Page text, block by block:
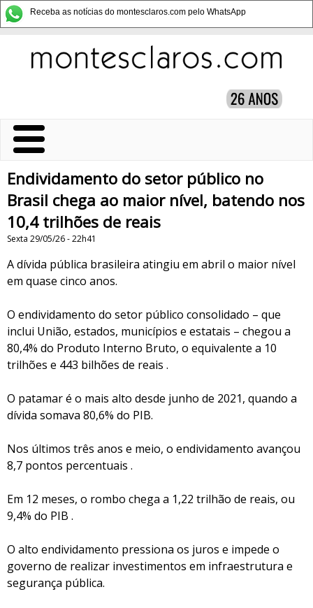
Receba as notícias do montesclaros.com pelo WhatsApp
Endividamento do setor público no
Brasil chega ao maior nível, batendo nos
10,4 trilhões de reais
Sexta 29/05/26 - 22h41
A dívida pública brasileira atingiu em abril o maior nível
em quase cinco anos.
O endividamento do setor público consolidado – que
inclui União, estados, municípios e estatais – chegou a
80,4% do Produto Interno Bruto, o equivalente a 10
trilhões e 443 bilhões de reais .
O patamar é o mais alto desde junho de 2021, quando a
dívida somava 80,6% do PIB.
Nos últimos três anos e meio, o endividamento avançou
8,7 pontos percentuais .
Em 12 meses, o rombo chega a 1,22 trilhão de reais, ou
9,4% do PIB .
O alto endividamento pressiona os juros e impede o
governo de realizar investimentos em infraestrutura e
segurança pública.